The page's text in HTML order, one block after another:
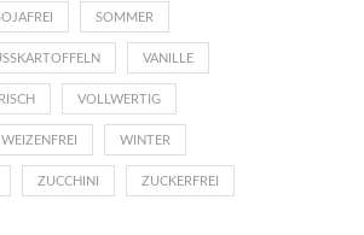
SOMMER
VANILLE
VOLLWERTIG
WEIZENFREI WINTER
ZUCCHINI ZUCKERFREI